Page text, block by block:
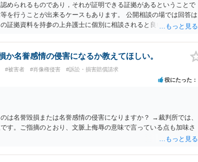
められるものであり，それが証明できる証拠があるということで
を行うことが出来るケースもあります。 公開相談の場では回答は
証拠資料を持参の上弁護士に個別に相談されると良いでしょう。
名誉感情の侵害になるか教えてほしい。
#被害者 #肖像権侵害 #訴訟・損害賠償請求
役にたった
は名誉毀損または名誉感情の侵害になりますか？ →裁判所では、
す。ご指摘のとおり、文脈上侮辱の意味で言っている点も加味さ